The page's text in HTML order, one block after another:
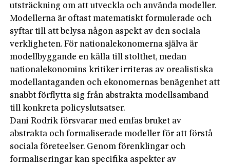
utsträckning om att utveckla och använda modeller.
Modellerna är oftast matematiskt formulerade och
syftar till att belysa någon aspekt av den sociala
verkligheten. För nationalekonomerna själva är
modellbyggande en källa till stolthet, medan
nationalekonomins kritiker irriteras av orealistiska
modellantaganden och ekonomernas benägenhet att
snabbt förflytta sig från abstrakta modellsamband
till konkreta policyslutsatser.
Dani Rodrik försvarar med emfas bruket av
abstrakta och formaliserade modeller för att förstå
sociala företeelser. Genom förenklingar och
formaliseringar kan specifika aspekter av